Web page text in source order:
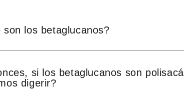
son los betaglucanos?
si los betaglucanos son
digerir?